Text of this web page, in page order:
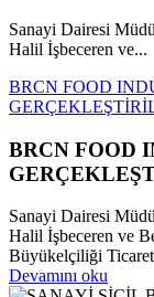
Sanayi Dairesi
Halil İşbeceren ve...
BRCN FOOD
BRCN FOOD
Sanayi Dairesi
Halil İşbeceren ve
Büyükelçiliği
Devamını oku